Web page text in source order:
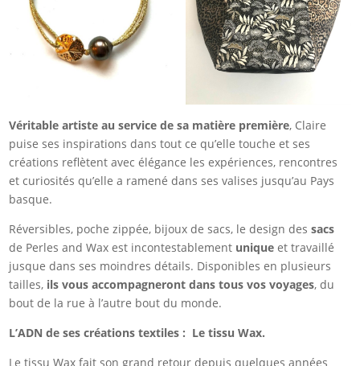
Véritable artiste au service de sa matière première, Claire
puise ses inspirations dans tout ce qu’elle touche et ses
créations reflètent avec élégance les expériences, rencontres
et curiosités qu’elle a ramené dans ses valises jusqu’au Pays
basque.
Réversibles, poche zippée, bijoux de sacs, le design des sacs
de Perles and Wax est incontestablement uniqueet travaillé
jusque dans ses moindres détails. Disponibles en plusieurs
tailles, ils vous accompagneront dans tous vos voyages, du
bout de la rue à l’autre bout du monde.
L’ADN de ses créations textiles : Le tissu Wax.
Le tissu Wax fait son grand retour depuis quelques années